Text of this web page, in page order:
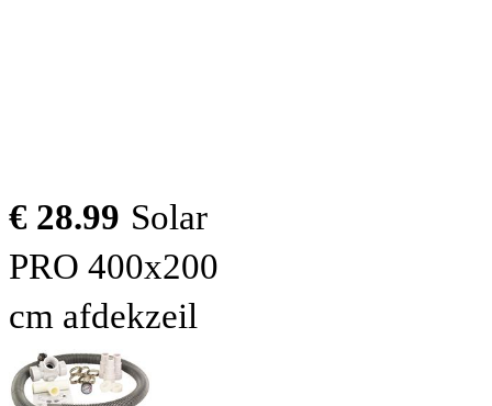
€ 28.99 Solar
PRO 400x200
cm afdekzeil